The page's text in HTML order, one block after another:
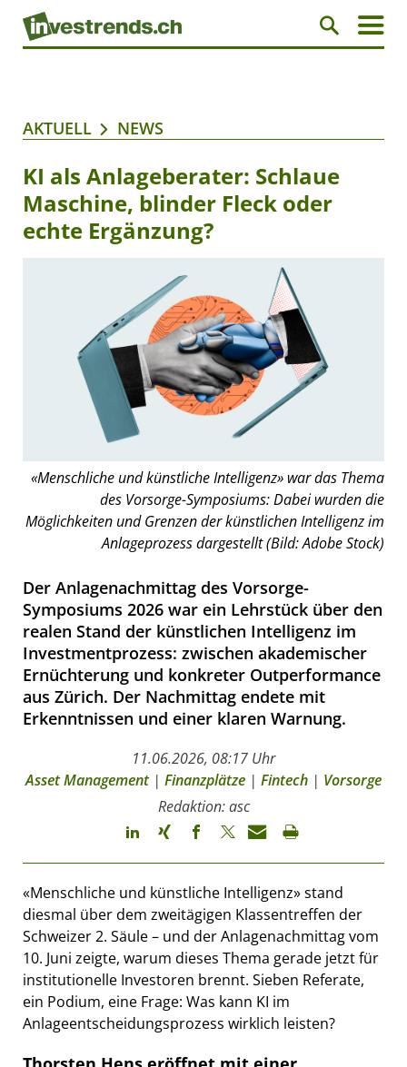
AKTUELL NEWS
KI als Anlageberater: Schlaue
Maschine, blinder Fleck oder
echte Ergänzung?
«Menschliche und künstliche Intelligenz» war das Thema
des Vorsorge-Symposiums: Dabei wurden die
Möglichkeiten und Grenzen der künstlichen Intelligenz im
Anlageprozess dargestellt (Bild: Adobe Stock)
Der Anlagenachmittag des Vorsorge-
Symposiums 2026 war ein Lehrstück über den
realen Stand der künstlichen Intelligenz im
Investmentprozess: zwischen akademischer
Ernüchterung und konkreter Outperformance
aus Zürich. Der Nachmittag endete mit
Erkenntnissen und einer klaren Warnung.
11.06.2026, 08:17 Uhr
Asset Management| Finanzplätze | Fintech | Vorsorge
Redaktion: asc
«Menschliche und künstliche Intelligenz» stand
diesmal über dem zweitägigen Klassentreffen der
Schweizer 2. Säule – und der Anlagenachmittag vom
10. Juni zeigte, warum dieses Thema gerade jetzt für
institutionelle Investoren brennt. Sieben Referate,
ein Podium, eine Frage: Was kann KI im
Anlageentscheidungsprozess wirklich leisten?